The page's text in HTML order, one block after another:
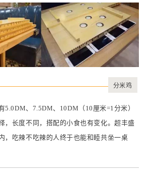
分米鸡
5.0DM、7.5DM、10DM （10厘米=1分米）
，长度不同，搭配的小食也有变化。超丰盛
，吃辣不吃辣的人终于也能和睦共坐一桌